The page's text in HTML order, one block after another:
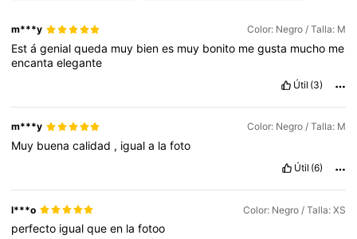
m***y Color: Negro / Talla: M
Estágenialqueda muy bienes muy bonito megusta mucho me
encantaelegante
Útil (3)
m***y Color: Negro / Talla: M
Muy buenacalidad , iguala lafoto
Útil (6)
l***o Color: Negro / Talla: XS
perfecto igualqueen lafotoo